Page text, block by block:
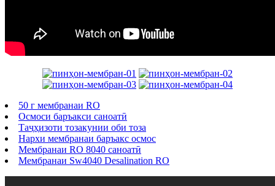
50 г мембранаи RO
Осмоси баръакси саноатӣ
Таҷҳизоти тозакунии оби тоза
Нархи мембранаи баръакс осмос
Мембранаи RO 8040 саноатӣ
Мембранаи Sw4040 Desalination RO